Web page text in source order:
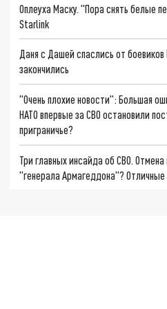
Оплеуха Маску. "Пора снять белые
Starlink
Даня с Дашей спаслись от
закончились
"Очень плохие новости": Большая
НАТО впервые за СВО остановили
приграничье?
Три главных инсайда об СВО.
"генерала Армагеддона"?